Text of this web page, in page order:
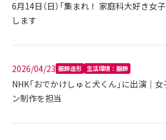
6月14日（日）「集まれ！ 家庭科大好き女
します
2026/04/23 服飾造形 生活環境：服飾
NHK「おでかけしゅと犬くん」に出演｜
ン制作を担当